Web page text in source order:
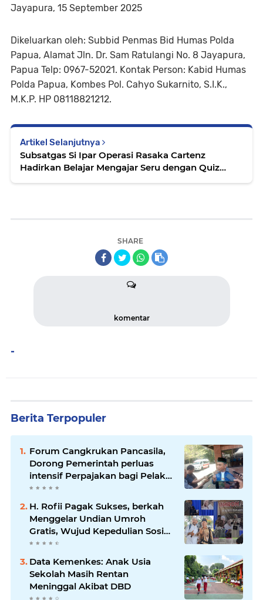
Jayapura, 15 September 2025
Dikeluarkan oleh: Subbid Penmas Bid Humas Polda
Papua, Alamat Jln. Dr. Sam Ratulangi No. 8 Jayapura,
Papua Telp: 0967-52021. Kontak Person: Kabid Humas
Polda Papua, Kombes Pol. Cahyo Sukarnito, S.I.K.,
M.K.P. HP 08118821212.
Artikel Selanjutnya
Subsatgas Si Ipar Operasi Rasaka Cartenz
Hadirkan Belajar Mengajar Seru dengan Quiz
SHARE
komentar
-
Berita Terpopuler
Forum Cangkrukan Pancasila,
Dorong Pemerintah perluas
intensif Perpajakan bagi Pelaku
Usaha UMKM.
H. Rofii Pagak Sukses, berkah
Menggelar Undian Umroh
Gratis, Wujud Kepedulian Sosial
berbagi.
Data Kemenkes: Anak Usia
Sekolah Masih Rentan
Meninggal Akibat DBD